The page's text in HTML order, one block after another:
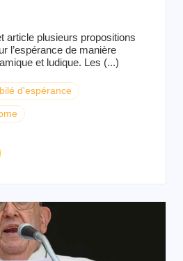
article plusieurs propositions
l’espérance de manière
et ludique. Les (...)
d'espérance